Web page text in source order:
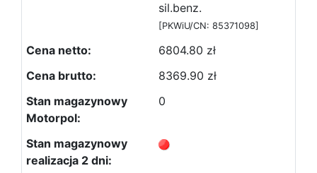
sil.benz.
[PKWiU/CN: 85371098]
6804.80 zł
8369.90 zł
0